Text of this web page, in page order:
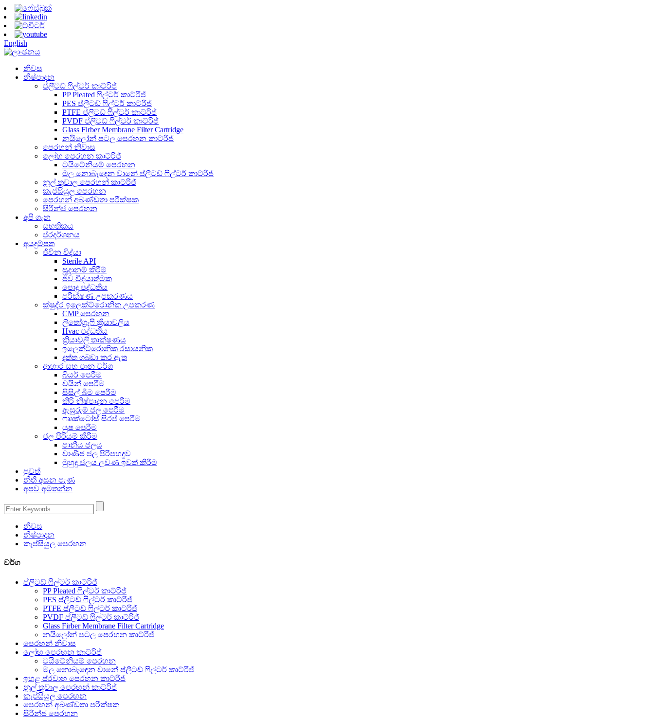
English
නිවස
නිෂ්පාදන
ප්ලීටඩ් ෆිල්ටර් කාට්රිජ්
PP Pleated ෆිල්ටර් කාට්රිජ්
PES ප්ලීටඩ් ෆිල්ටර් කාට්රිජ්
PTFE ප්ලීටඩ් ෆිල්ටර් කාට්රිජ්
PVDF ප්ලීටඩ් ෆිල්ටර් කාට්රිජ්
Glass Firber Membrane Filter Cartridge
නයිලෝන් පටල පෙරහන කාට්රිජ්
පෙරහන් නිවාස
ලෝහ පෙරහන කාට්රිජ්
ටයිටේනියම් පෙරහන
මල නොබැඳෙන වානේ ප්ලීටඩ් ෆිල්ටර් කාට්රිජ්
නූල් තුවාල පෙරහන් කාට්රිජ්
කැප්සියුල පෙරහන
පෙරහන් අඛණ්ඩතා පරීක්ෂක
සිරින්ජ පෙරහන
අපි ගැන
සහතිකය
ප්රදර්ශනය
අයදුම්පත
ජිවින විද්යා
Sterile API
සූදානම් කිරීම්
ජීව විද්යාත්මක
පොදු පද්ධතිය
පරීක්ෂණ උපකරණය
ක්ෂුද්ර ඉලෙක්ට්රොනික උපකරණ
CMP පෙරහන
ලිතෝග්‍රැෆි ක්‍රියාවලිය
Hvac පද්ධතිය
ක්‍රියාවලි තාක්ෂණය
ඉලෙක්ට්රොනික රසායනික
දත්ත ගබඩා කර ඇත
ආහාර සහ පාන වර්ග
බියර් පෙරීම
වයින් පෙරීම
සිසිල් බීම පෙරීම
කිරි නිෂ්පාදන පෙරීම
ඇසුරුම් ජල පෙරීම
ෆෲක්ටෝස් සිරප් පෙරීම
යුෂ පෙරීම
ජල පිරියම් කිරීම
පානීය ජලය
වාණිජ ජල පිරිපහදුව
මුහුදු ජලය ලවණ ඉවත් කිරීම
පුවත්
නිති අසන පැණ
අපව අමතන්න
නිවස
නිෂ්පාදන
කැප්සියුල පෙරහන
වර්ග
ප්ලීටඩ් ෆිල්ටර් කාට්රිජ්
PP Pleated ෆිල්ටර් කාට්රිජ්
PES ප්ලීටඩ් ෆිල්ටර් කාට්රිජ්
PTFE ප්ලීටඩ් ෆිල්ටර් කාට්රිජ්
PVDF ප්ලීටඩ් ෆිල්ටර් කාට්රිජ්
Glass Firber Membrane Filter Cartridge
නයිලෝන් පටල පෙරහන කාට්රිජ්
පෙරහන් නිවාස
ලෝහ පෙරහන කාට්රිජ්
ටයිටේනියම් පෙරහන
මල නොබැඳෙන වානේ ප්ලීටඩ් ෆිල්ටර් කාට්රිජ්
ඉහළ ප්රවාහ පෙරහන කාට්රිජ්
නූල් තුවාල පෙරහන් කාට්රිජ්
කැප්සියුල පෙරහන
පෙරහන් අඛණ්ඩතා පරීක්ෂක
සිරින්ජ පෙරහන